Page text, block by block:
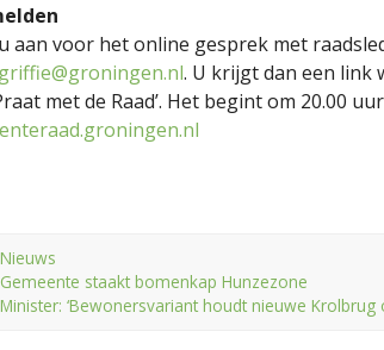
aan voor het online gesprek met
griffie@groningen.nl. U krijgt dan een link
met de Raad’. Het begint om 20.00
Categorieën
Nieuws
Gemeente staakt bomenkap Hunzezone
Minister: ‘Bewonersvariant houdt nieuwe Krolbrug